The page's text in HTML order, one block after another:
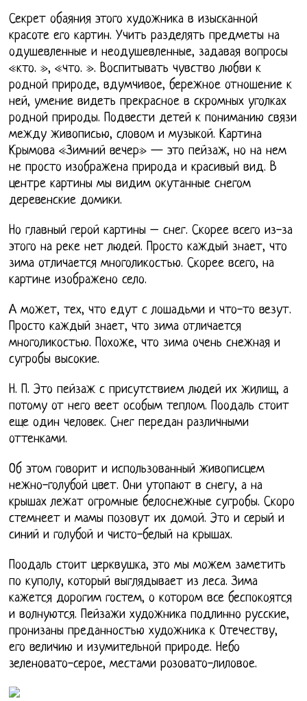
Секрет обаяния этого художника в изысканной
красоте его картин. Учить разделять предметы на
одушевленные и неодушевленные, задавая вопросы
«кто. », «что. ». Воспитывать чувство любви к
родной природе, вдумчивое, бережное отношение к
ней, умение видеть прекрасное в скромных уголках
родной природы. Подвести детей к пониманию связи
между живописью, словом и музыкой. Картина
Крымова «Зимний вечер» — это пейзаж, но на нем
не просто изображена природа и красивый вид. В
центре картины мы видим окутанные снегом
деревенские домики.
Но главный герой картины – снег. Скорее всего из-за
этого на реке нет людей. Просто каждый знает, что
зима отличается многоликостью. Скорее всего, на
картине изображено село.
А может, тех, что едут с лошадьми и что-то везут.
Просто каждый знает, что зима отличается
многоликостью. Похоже, что зима очень снежная и
сугробы высокие.
Н. П. Это пейзаж с присутствием людей их жилищ, а
потому от него веет особым теплом. Поодаль стоит
еще один человек. Снег передан различными
оттенками.
Об этом говорит и использованный живописцем
нежно-голубой цвет. Они утопают в снегу, а на
крышах лежат огромные белоснежные сугробы. Скоро
стемнеет и мамы позовут их домой. Это и серый и
синий и голубой и чисто-белый на крышах.
Поодаль стоит церквушка, это мы можем заметить
по куполу, который выглядывает из леса. Зима
кажется дорогим гостем, о котором все беспокоятся
и волнуются. Пейзажи художника подлинно русские,
пронизаны преданностью художника к Отечеству,
его величию и изумительной природе. Небо
зеленовато-серое, местами розовато-лиловое.